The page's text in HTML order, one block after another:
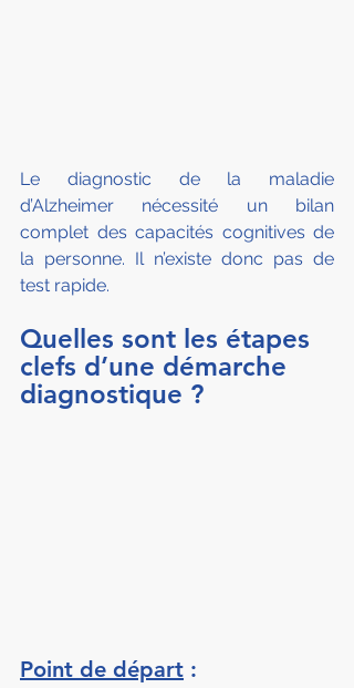
Le diagnostic de la maladie
d’Alzheimer nécessité un bilan
complet des capacités cognitives de
la personne. Il n’existe donc pas de
test rapide.
Quelles sont les étapes
clefs d’une démarche
diagnostique ?
Point de départ :